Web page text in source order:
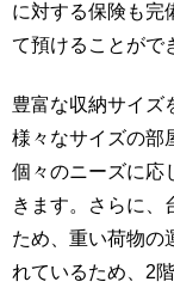
に対する保険も完
て預けることがで
豊富な収納サイズ
様々なサイズの部
個々のニーズに応
きます。さらに、
ため、重い荷物の
れているため、2